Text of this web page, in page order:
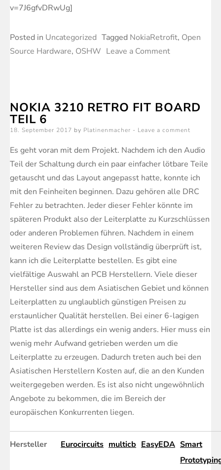
v=7J6gfvDRwUg]
Posted in Uncategorized Tagged NokiaRetrofit, Open
Source Hardware, OSHW Leave a Commenton
1
NOKIA 3210 RETRO FIT BOARD
TEIL 6
Posted
18. September 2017 by Platinenmacher Leave a comment
Es geht voran mit dem Projekt. Nachdem ich den Audio
Teil der Schaltung durch ein paar einfacher lötbare Teile
getauscht und das Layout angepasst hatte, konnte ich
mit den Feinheiten beginnen. Dazu gehören alle DRC
Fehler zu betrachten. Jeder dieser Fehler könnte im
späteren Produkt also der Leiterplatte zu Kurzschlüssen
oder anderen Problemen führen. Nachdem in einem
weiteren Review das Design vollständig überprüft ist,
kann ich die Leiterplatte bestellen. Es gibt eine
vielfältige Auswahl an PCB Herstellern. Viele dieser
Hersteller sind aus dem Asiatischen Gebiet und können
Leiterplatten zu unglaublich günstigen Preisen zu
erstaunlicher Qualität herstellen. Bei einer 6-lagigen
Platte ist das allerdings ein wenig anders. Hier muss ein
wenig mehr Aufwand getrieben werden um die
Leiterplatte zu erzeugen. Dadurch treten auch bei den
Asiatischen Herstellern Kosten auf, die an den Kunden
weitergegeben werden. Es ist also nicht ungewöhnlich
Angebote zu bekommen, die im Bereich der
europäischen Konkurrenten liegen.
Hersteller Eurocircuits multicb EasyEDA Smart